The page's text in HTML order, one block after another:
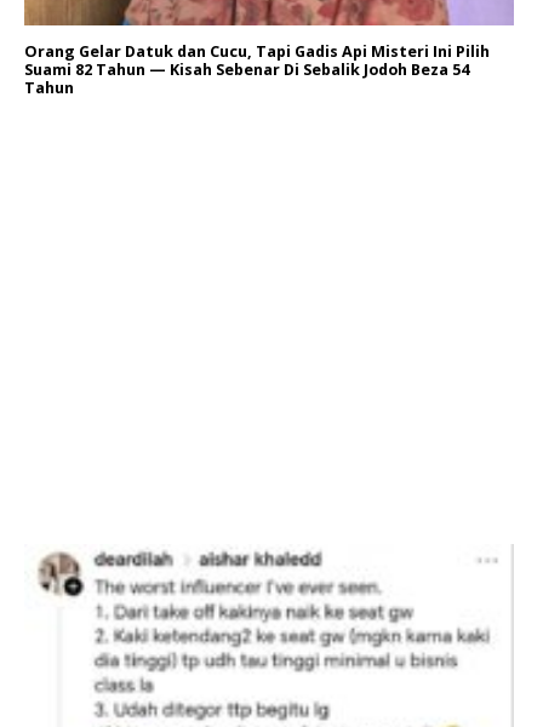
Orang Gelar Datuk dan Cucu, Tapi Gadis Api Misteri Ini Pilih
Suami 82 Tahun — Kisah Sebenar Di Sebalik Jodoh Beza 54
Tahun